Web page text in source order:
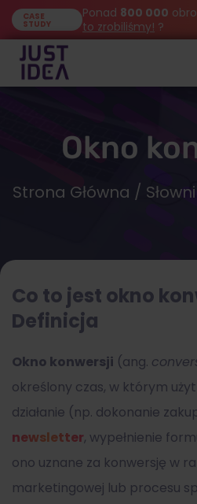
CASE
STUDY
Ponad 800 000
to zrobiliśmy! ?
Okno
Strona Główna /
Co to jest okno
Definicja
Okno konwersji (ang.
określony czas, w którym
działanie (np. dokonanie
newsletter, wypełnienie
ono uznane za konwersję w
marketingowej lub procesu